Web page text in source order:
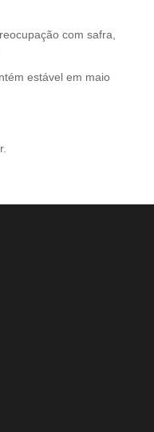
com safra,
estável em maio